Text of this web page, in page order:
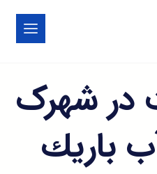
در شهرک
باريك